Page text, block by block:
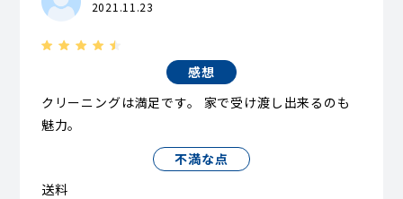
2021.11.23
感想
クリーニングは満足です。 家で受け渡し出来るのも
魅力。
不満な点
送料